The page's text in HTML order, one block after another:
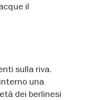
il
sulla riva.
una
dei berlinesi